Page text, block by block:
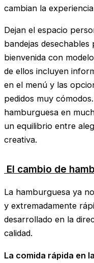
cambian la
Dejan el espacio
bandejas
bienvenida con
de ellos incluyen
en el menú y las
pedidos muy
hamburguesa en
un equilibrio entre
creativa.
El cambio de
La hamburguesa ya
y extremadamente
desarrollado en la
calidad.
La comida rápida en